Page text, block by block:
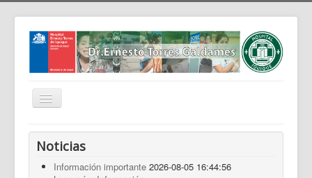
Cambiar
navegación
Home
Noticias
Información importante 2026-08-05 16:44:56